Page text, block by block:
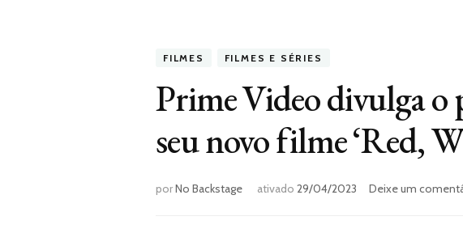
FILMES FILMES E SÉRIES
Prime Video divulga o
seu novo filme ‘Red,
porNo Backstage ativado 29/04/2023 Deixe um